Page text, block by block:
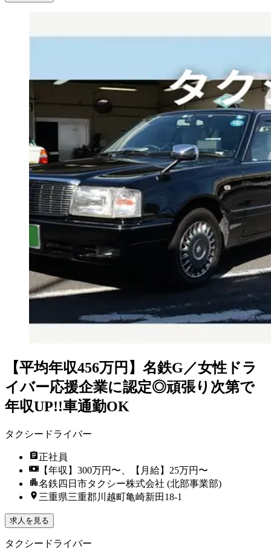
【平均年収456万円】名鉄G／女性ドラ
イバー応援企業に認定◎頑張り次第で
年収UP!!車通勤OK
タクシードライバー
正社員
【年収】300万円〜、【月給】25万円〜
名鉄四日市タクシー株式会社 (北部事業部)
三重県三重郡川越町亀崎新田18-1
求人を見る
タクシードライバー